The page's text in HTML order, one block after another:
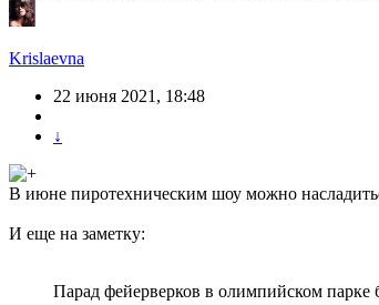
Krislaevna
22 июня 2021, 18:48
↓
В июне пиротехническим шоу можно
И еще на заметку:
Парад фейерверков в олимпийском парке